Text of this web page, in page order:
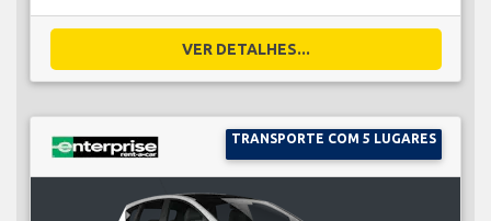
VER DETALHES...
TRANSPORTE COM 5 LUGARES